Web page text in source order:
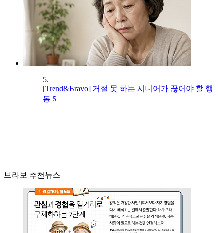
5.
[Trend&Bravo] 거절 못 하는 시니어가 끊어야 할 행
동 5
브라보 추천뉴스